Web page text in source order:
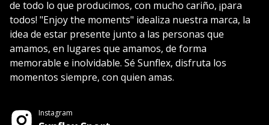
de todo lo que producimos, con mucho cariño, ¡para
todos! "Enjoy the moments" idealiza nuestra marca, la
idea de estar presente junto a las personas que
amamos, en lugares que amamos, de forma
memorable e inolvidable. Sé Sunflex, disfruta los
momentos siempre, con quien amas.
Instagram